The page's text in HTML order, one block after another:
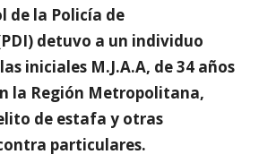
de la Policía de
detuvo a un individuo
iniciales M.J.A.A, de 34 años
la Región Metropolitana,
de estafa y otras
particulares.